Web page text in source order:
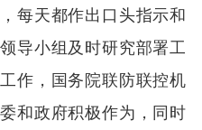
每天都作出口头指示和
导小组及时研究部署工
作，国务院联防联控机
和政府积极作为，同时